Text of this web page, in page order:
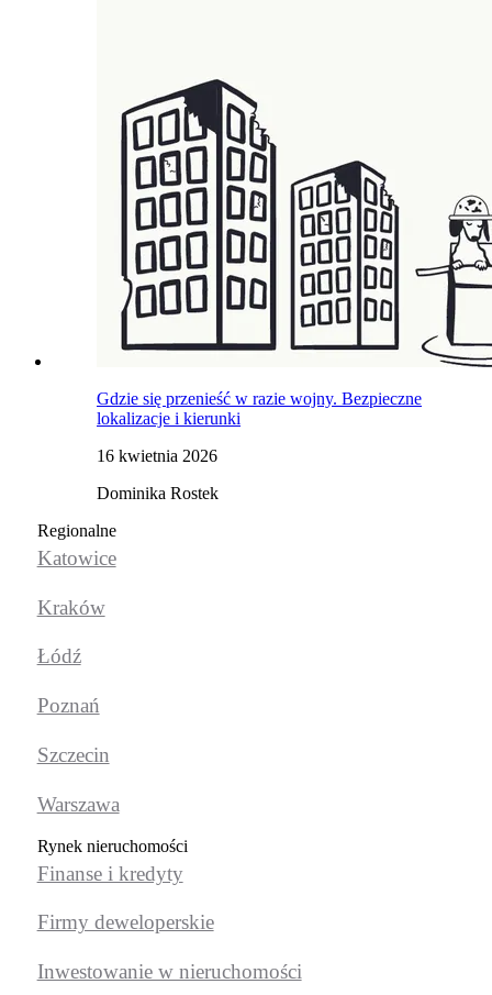
Gdzie się przenieść w razie wojny. Bezpieczne
lokalizacje i kierunki
16 kwietnia 2026
Dominika Rostek
Regionalne
Katowice
Kraków
Łódź
Poznań
Szczecin
Warszawa
Rynek nieruchomości
Finanse i kredyty
Firmy deweloperskie
Inwestowanie w nieruchomości